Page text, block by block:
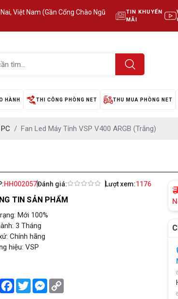
Việt Nam (Gần Cổng Chào Ngũ
TIN KHUYẾN
MÃI
HÀNH THI CÔNG PHÒNG NET THU MUA PHÒNG NET
Fan Led Máy Tính VSP V400 ARGB (Trắng)
HH002057Đánh giá: Lượt xem:1176
TIN SẢN PHẨM
Mới 100%
3 Tháng
Chính hãng
hiệu: VSP
ShareFacebook
TwitterMessenger